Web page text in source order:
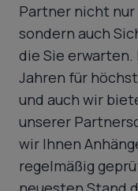
Partner nicht nur
sondern auch
die Sie erwarten.
Jahren für
und auch wir
unserer
wir Ihnen
regelmäßig